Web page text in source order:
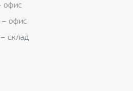
офис
офис
склад